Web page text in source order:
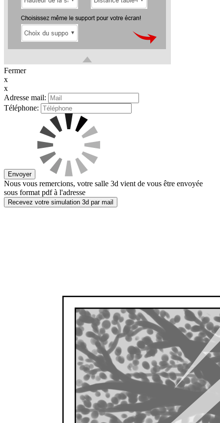
Fermer
x
x
Adresse mail:
Téléphone:
Envoyer
Nous vous remercions, votre salle 3d vient de vous être envoyée
sous format pdf à l'adresse
Recevez votre simulation 3d par mail